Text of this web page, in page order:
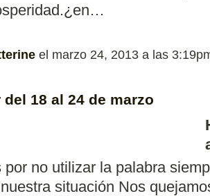
el marzo 24, 2013 a las
18 al 24 de marzo
por no utilizar la palabra
situación Nos